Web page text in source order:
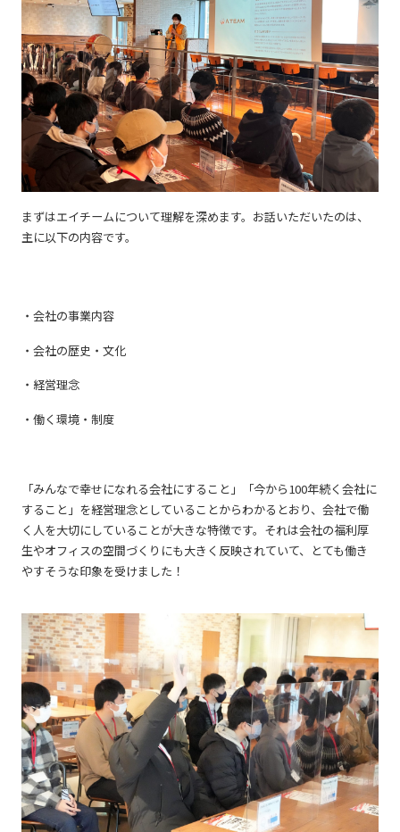
まずはエイチームについて理解を深めます。お話いただいたのは、
主に以下の内容です。
・会社の事業内容
・会社の歴史・文化
・経営理念
・働く環境・制度
「みんなで幸せになれる会社にすること」「今から100年続く会社に
すること」を経営理念としていることからわかるとおり、会社で働
く人を大切にしていることが大きな特徴です。それは会社の福利厚
生やオフィスの空間づくりにも大きく反映されていて、とても働き
やすそうな印象を受けました！